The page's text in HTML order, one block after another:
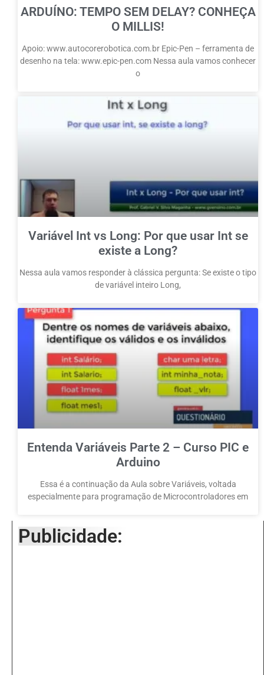
ARDUÍNO: TEMPO SEM DELAY? CONHEÇA
O MILLIS!
Apoio: www.autocorerobotica.com.br Epic-Pen – ferramenta de
desenho na tela: www.epic-pen.com Nessa aula vamos conhecer
o
Variável Int vs Long: Por que usar Int se
existe a Long?
Nessa aula vamos responder à clássica pergunta: Se existe o tipo
de variável inteiro Long,
Entenda Variáveis Parte 2 – Curso PIC e
Arduino
Essa é a continuação da Aula sobre Variáveis, voltada
especialmente para programação de Microcontroladores em
Publicidade: